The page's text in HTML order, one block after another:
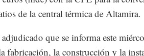
de la central térmica de Altamira.
que se informa este
fabricación, la construcción y la